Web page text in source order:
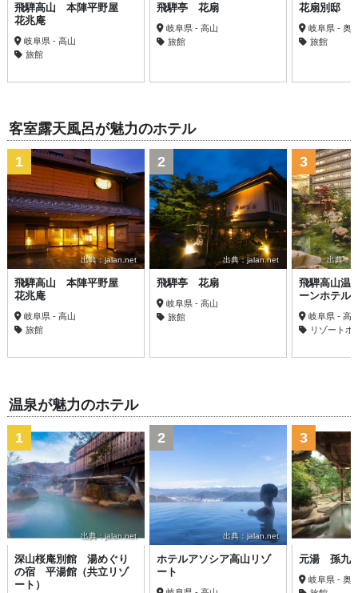
飛騨高山 本陣平野屋
花兆庵
岐阜県 - 高山
旅館
飛騨亭 花扇
岐阜県 - 高山
旅館
花扇別邸
岐阜県 - 奥
旅館
客室露天風呂が魅力のホテル
出典：jalan.net
1
飛騨高山 本陣平野屋
花兆庵
岐阜県 - 高山
旅館
出典：jalan.net
2
飛騨亭 花扇
岐阜県 - 高山
旅館
出典：
3
飛騨高山温
ーンホテル
岐阜県 - 高
リゾートホ
温泉が魅力のホテル
出典：jalan.net
1
深山桜庵別館 湯めぐり
の宿 平湯館（共立リゾ
ート）
出典：jalan.net
2
ホテルアソシア高山リゾ
ート
3
元湯 孫九
岐阜県 - 奥